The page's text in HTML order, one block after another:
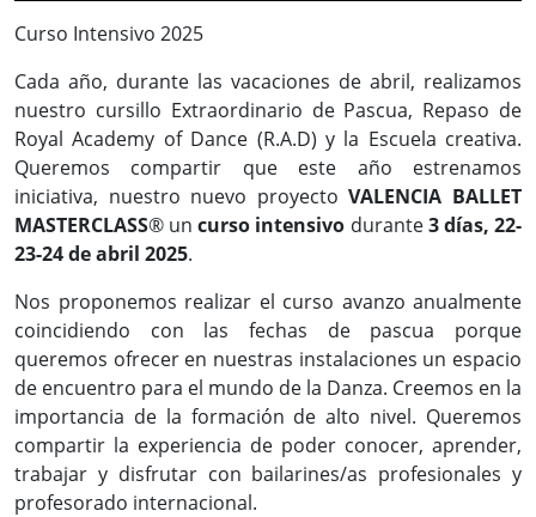
Curso Intensivo 2025
Cada año, durante las vacaciones de abril, realizamos
nuestro cursillo Extraordinario de Pascua, Repaso de
Royal Academy of Dance (R.A.D) y la Escuela creativa.
Queremos compartir que este año estrenamos
iniciativa, nuestro nuevo proyectoVALENCIA BALLET
MASTERCLASS® uncurso intensivo durante3 días, 22-
23-24 de abril 2025.
Nos proponemos realizar el curso avanzo anualmente
coincidiendo con las fechas de pascua porque
queremos ofrecer en nuestras instalaciones un espacio
de encuentro para el mundo de la Danza. Creemos en la
importancia de la formación de alto nivel. Queremos
compartir la experiencia de poder conocer, aprender,
trabajar y disfrutar con bailarines/as profesionales y
profesorado internacional.